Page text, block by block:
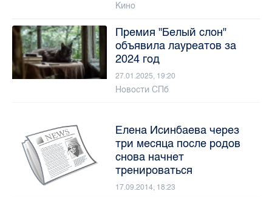
Кино
Премия "Белый слон"
объявила лауреатов за
2024 год
27.01.2025, 19:20
Новости СПб
Елена Исинбаева через
три месяца после родов
снова начнет
тренироваться
17.09.2014, 18:23